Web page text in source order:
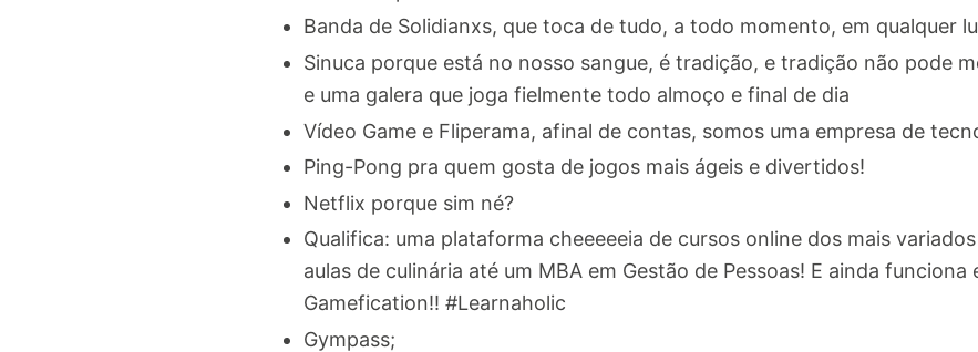
Banda de Solidianxs, que toca de tudo, a todo momento, em qualquer
Sinuca porque está no nosso sangue, é tradição, e tradição não pode
e uma galera que joga fielmente todo almoço e final de dia
Vídeo Game e Fliperama, afinal de contas, somos uma empresa de
Ping-Pong pra quem gosta de jogos mais ágeis e divertidos!
Netflix porque sim né?
Qualifica: uma plataforma cheeeeeia de cursos online dos mais
aulas de culinária até um MBA em Gestão de Pessoas! E ainda
Gamefication!! #Learnaholic
Gympass;